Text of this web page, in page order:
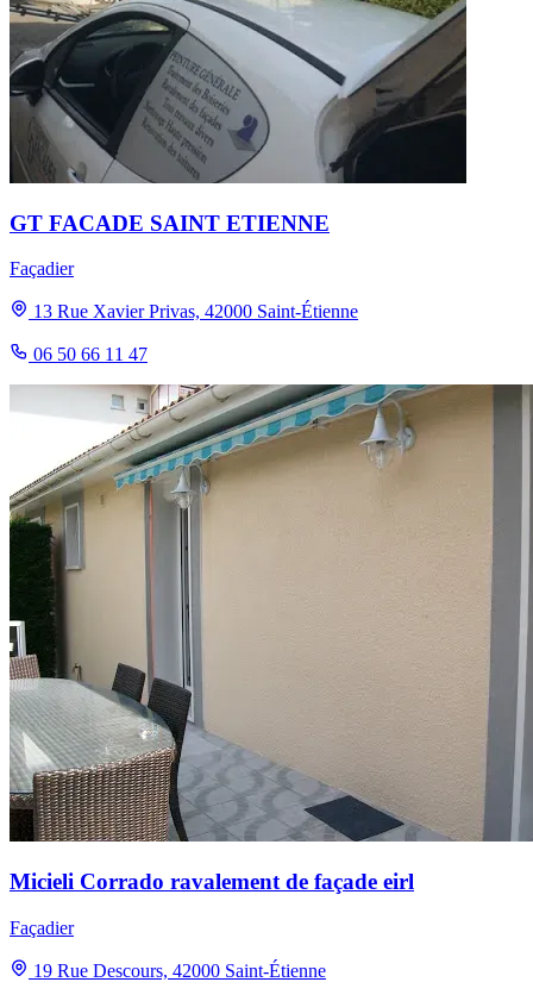
GT FACADE SAINT ETIENNE
Façadier
13 Rue Xavier Privas, 42000 Saint-Étienne
06 50 66 11 47
Micieli Corrado ravalement de façade eirl
Façadier
19 Rue Descours, 42000 Saint-Étienne